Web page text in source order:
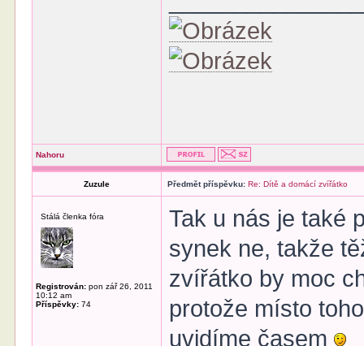
Nahoru
Zuzule Předmět příspěvku: Re: Dítě a domácí zvířátko
Stálá členka fóra
Registrován: pon zář 26, 2011
10:12 am
Příspěvky: 74
Tak u nás je také
synek ne, takže
zvířátko by moc
protože místo
uvidíme časem